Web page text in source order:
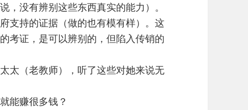
，没有辨别这些东西真实的能力）。
支持的证据（做的也有模有样）。这
考证，是可以辨别的，但陷入传销的
太（老教师），听了这些对她来说无
能赚很多钱？